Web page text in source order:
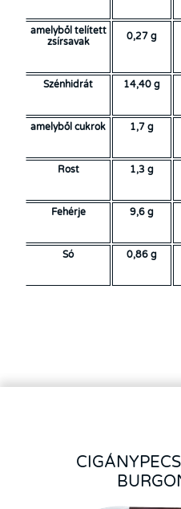
amelyből telített
zsírsavak
0,27 g
Szénhidrát 14,40 g
amelyből cukrok 1,7 g
Rost 1,3 g
Fehérje 9,6 g
Só 0,86 g